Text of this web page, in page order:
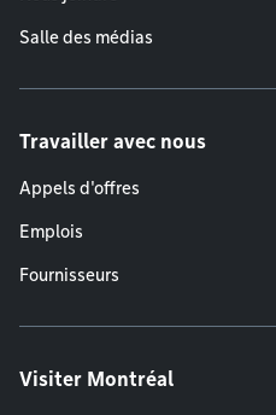
Salle des médias
Travailler avec nous
Appels d'offres
Emplois
Fournisseurs
Visiter Montréal